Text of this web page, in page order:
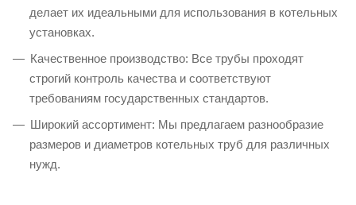
делает их идеальными для использования в котельных
установках.
Качественное производство: Все трубы проходят
строгий контроль качества и соответствуют
требованиям государственных стандартов.
Широкий ассортимент: Мы предлагаем разнообразие
размеров и диаметров котельных труб для различных
нужд.